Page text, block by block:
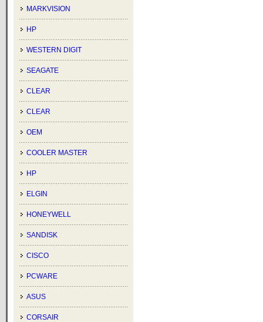
MARKVISION
HP
WESTERN DIGIT
SEAGATE
CLEAR
CLEAR
OEM
COOLER MASTER
HP
ELGIN
HONEYWELL
SANDISK
CISCO
PCWARE
ASUS
CORSAIR